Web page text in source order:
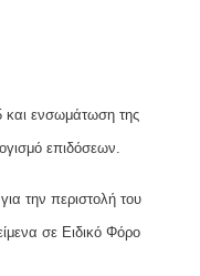
και ενσωμάτωση της
επιδόσεων.
την περιστολή του
σε Ειδικό Φόρο